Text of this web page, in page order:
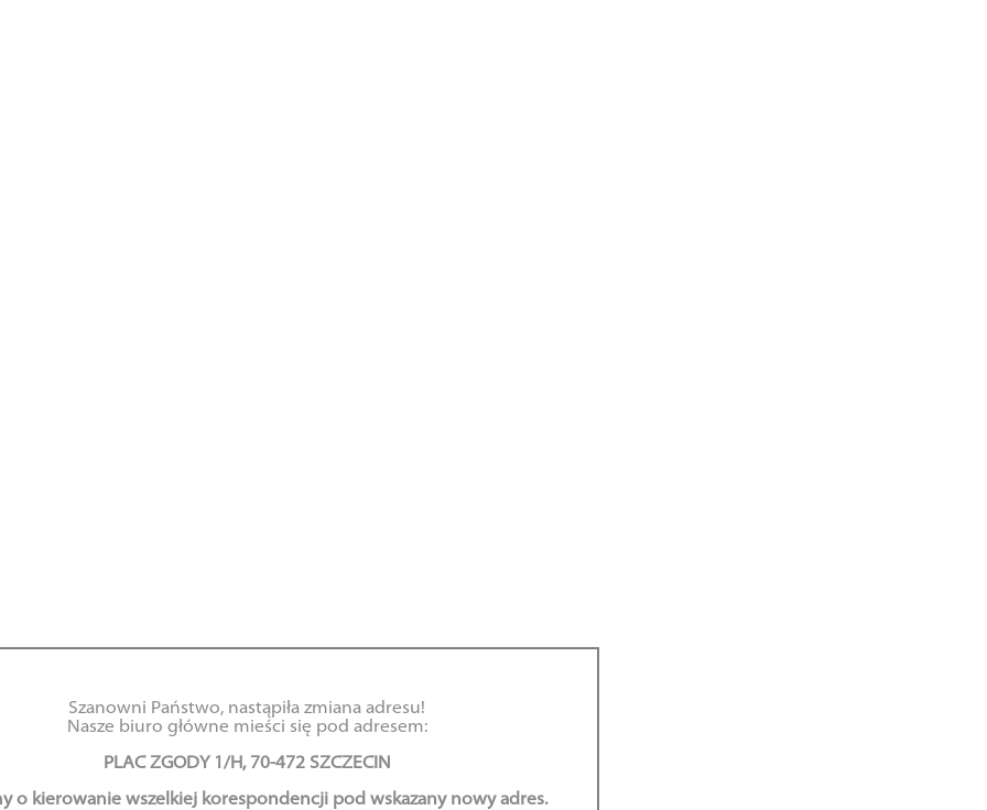
Szanowni Państwo, nastąpiła zmiana adresu!
Nasze biuro główne mieści się pod adresem:
PLAC ZGODY 1/H, 70-472 SZCZECIN
o kierowanie wszelkiej korespondencji pod wskazany nowy adres.